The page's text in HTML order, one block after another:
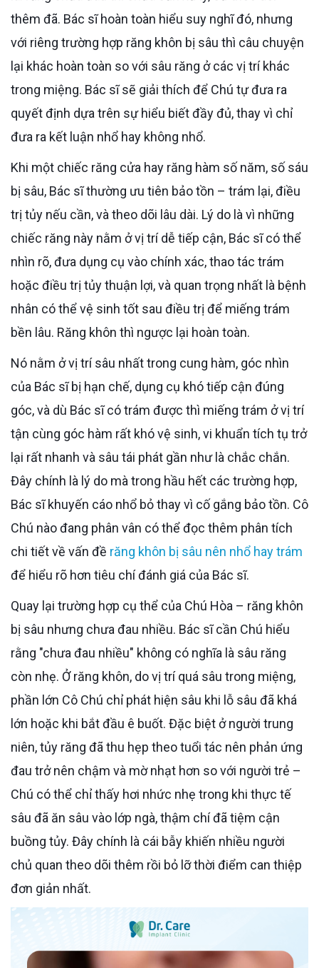
thêm đã. Bác sĩ hoàn toàn hiểu suy nghĩ đó, nhưng
với riêng trường hợp răng khôn bị sâu thì câu chuyện
lại khác hoàn toàn so với sâu răng ở các vị trí khác
trong miệng. Bác sĩ sẽ giải thích để Chú tự đưa ra
quyết định dựa trên sự hiểu biết đầy đủ, thay vì chỉ
đưa ra kết luận nhổ hay không nhổ.
Khi một chiếc răng cửa hay răng hàm số năm, số sáu
bị sâu, Bác sĩ thường ưu tiên bảo tồn – trám lại, điều
trị tủy nếu cần, và theo dõi lâu dài. Lý do là vì những
chiếc răng này nằm ở vị trí dễ tiếp cận, Bác sĩ có thể
nhìn rõ, đưa dụng cụ vào chính xác, thao tác trám
hoặc điều trị tủy thuận lợi, và quan trọng nhất là bệnh
nhân có thể vệ sinh tốt sau điều trị để miếng trám
bền lâu. Răng khôn thì ngược lại hoàn toàn.
Nó nằm ở vị trí sâu nhất trong cung hàm, góc nhìn
của Bác sĩ bị hạn chế, dụng cụ khó tiếp cận đúng
góc, và dù Bác sĩ có trám được thì miếng trám ở vị trí
tận cùng góc hàm rất khó vệ sinh, vi khuẩn tích tụ trở
lại rất nhanh và sâu tái phát gần như là chắc chắn.
Đây chính là lý do mà trong hầu hết các trường hợp,
Bác sĩ khuyến cáo nhổ bỏ thay vì cố gắng bảo tồn. Cô
Chú nào đang phân vân có thể đọc thêm phân tích
chi tiết về vấn đề răng khôn bị sâu nên nhổ hay trám
để hiểu rõ hơn tiêu chí đánh giá của Bác sĩ.
Quay lại trường hợp cụ thể của Chú Hòa – răng khôn
bị sâu nhưng chưa đau nhiều. Bác sĩ cần Chú hiểu
rằng "chưa đau nhiều" không có nghĩa là sâu răng
còn nhẹ. Ở răng khôn, do vị trí quá sâu trong miệng,
phần lớn Cô Chú chỉ phát hiện sâu khi lỗ sâu đã khá
lớn hoặc khi bắt đầu ê buốt. Đặc biệt ở người trung
niên, tủy răng đã thu hẹp theo tuổi tác nên phản ứng
đau trở nên chậm và mờ nhạt hơn so với người trẻ –
Chú có thể chỉ thấy hơi nhức nhẹ trong khi thực tế
sâu đã ăn sâu vào lớp ngà, thậm chí đã tiệm cận
buồng tủy. Đây chính là cái bẫy khiến nhiều người
chủ quan theo dõi thêm rồi bỏ lỡ thời điểm can thiệp
đơn giản nhất.